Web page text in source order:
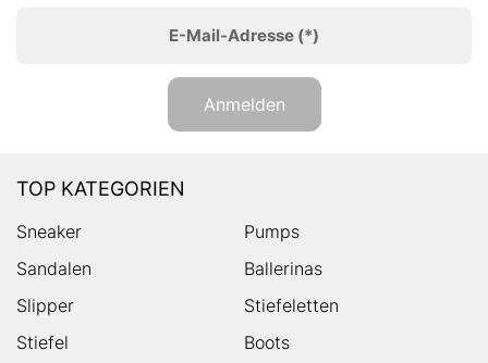
E-Mail-Adresse (*)
Anmelden
TOP KATEGORIEN
Sneaker
Pumps
Sandalen
Ballerinas
Slipper
Stiefeletten
Stiefel
Boots